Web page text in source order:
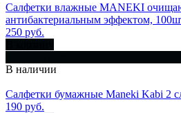
Салфетки влажные MANEKI
антибактериальным эффектом,
250 руб.
В наличии
Салфетки бумажные Maneki Kabi 2
190 руб.